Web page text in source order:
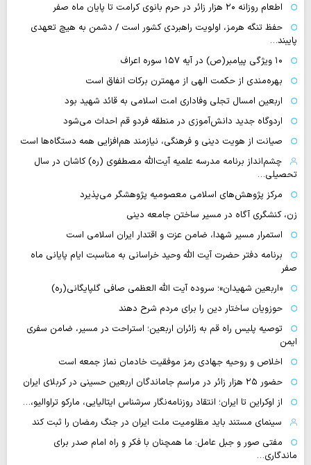
اطعام روزانه ۲۰ هزار زائر در حرم بانوی کرامت تا پایان ماه صفر
حفظ تنگه هرمز، اولویت راهبردی کشور است / دشمن به هیچ تعهدی
پایبند…
۱۰ ویژگی پیامبر(ص) در آیه ۱۵۷ سوره اعراف
بهره‌مندی از حکمت الهی از مهمترن برکات انفاق است
اربعین امسال تجلی وفاداری امت اسلامی به قائد شهید بود
اردوگاه جدید دانش‌آموزی در منطقه فردو قم احداث می‌شود
صیانت از هویت دینی و فرهنگی، نیازمند هم‌افزایی همه دستگاه‌ها است
چشم‌انداز برنامه مدرسه علمیه آیت‌الله مصطفوی (ره) کاشان در سال
تحصیلی…
مرکز پژوهش‌های اسلامی معصومیه پژوهشگر می‌پذیرد
زن، کنشگری آگاه در مسیر ساختن جامعه دینی
استمرار مسیر شهدا، ضامن عزت و اقتدار ایران اسلامی است
برنامه دفتر حضرت آیت الله وحید خراسانی به مناسبت ایام پایانی ماه
صفر
«اربعین شهیدان»؛ سروده آیت الله العظمی صافی گلپایگانی(ره)
حوزویان ساختار دین را برای مردم شرح دهند
توصیه پلیس راه قم به زائران اربعین؛ استراحت در مسیر، ضامن سفری
ایمن
اخلاص و روحیه جهادی رمز موفقیت خادمان نماز جمعه است
حضور ۲۵ هزار زائر در مراسم جاماندگان اربعین حسینی در کربلای ایران
از اوکراین تا ایران؛ انتقاد روزنامه‌نگار سرشناس ایتالیایی، مارکو تراوالیو،…
سینمای مستند باید مظلومیت ملت ایران در جنگ رمضان را ثبت کند
مفتی صور و جبل عامل: ما همچنان با فکر و راه امام صدر برای
ماندگاری…